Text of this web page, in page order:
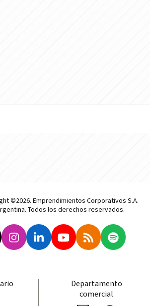
©2026. Emprendimientos Corporativos S.A.
Todos los derechos reservados.
Departamento
comercial